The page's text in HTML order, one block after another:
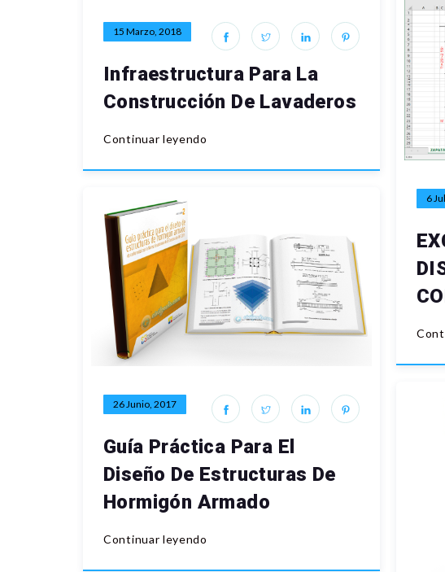
15 Marzo, 2018
Infraestructura Para La
Construcción De Lavaderos
Continuar leyendo
6
26 Junio, 2017
Guía Práctica Para El
Diseño De Estructuras De
Hormigón Armado
Continuar leyendo